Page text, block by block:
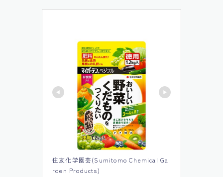
住友化学園芸(Sumitomo Chemical Ga
rden Products)